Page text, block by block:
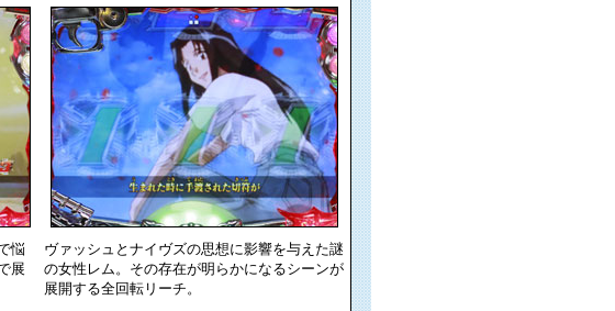
悩
展
ヴァッシュとナイヴズの思想に影響を与えた謎
の女性レム。その存在が明らかになるシーンが
展開する全回転リーチ。